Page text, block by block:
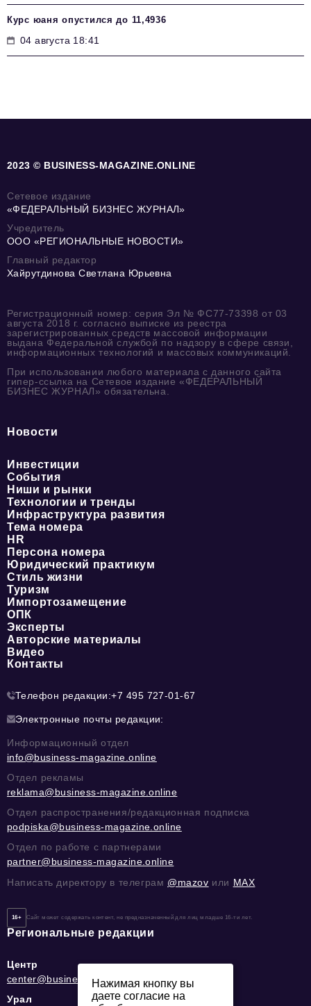
Курс юаня опустился до 11,4936
04 августа 18:41
2023 © BUSINESS-MAGAZINE.ONLINE
Сетевое издание
«ФЕДЕРАЛЬНЫЙ БИЗНЕС ЖУРНАЛ»
Учредитель
ООО «РЕГИОНАЛЬНЫЕ НОВОСТИ»
Главный редактор
Хайрутдинова Светлана Юрьевна
Регистрационный номер: серия Эл № ФС77-73398 от 03
августа 2018 г. согласно выписке из реестра
зарегистрированных средств массовой информации
выдана Федеральной службой по надзору в сфере связи,
информационных технологий и массовых коммуникаций.
При использовании любого материала с данного сайта
гипер-ссылка на Сетевое издание «ФЕДЕРАЛЬНЫЙ
БИЗНЕС ЖУРНАЛ» обязательна.
Новости
Инвестиции
События
Ниши и рынки
Технологии и тренды
Инфраструктура развития
Тема номера
HR
Персона номера
Юридический практикум
Стиль жизни
Туризм
Импортозамещение
ОПК
Эксперты
Авторские материалы
Видео
Контакты
Телефон редакции:+7 495 727-01-67
Электронные почты редакции:
Информационный отдел
info@business-magazine.online
Отдел рекламы
reklama@business-magazine.online
Отдел распространения/редакционная подписка
podpiska@business-magazine.online
Отдел по работе с партнерами
partner@business-magazine.online
Написать директору в телеграм @mazov или MAX
16+ Сайт может содержать контент, не предназначенный для лиц младше 16-ти лет.
Региональные редакции
Центр
center@business-magazine.online
Урал
Нажимая кнопку вы
даете согласие на